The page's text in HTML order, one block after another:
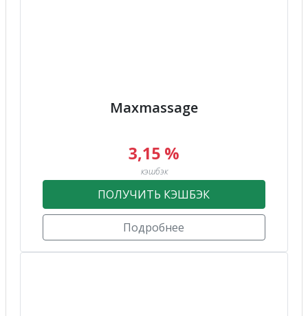
Maxmassage
3,15 %
кэшбэк
ПОЛУЧИТЬ КЭШБЭК
Подробнее